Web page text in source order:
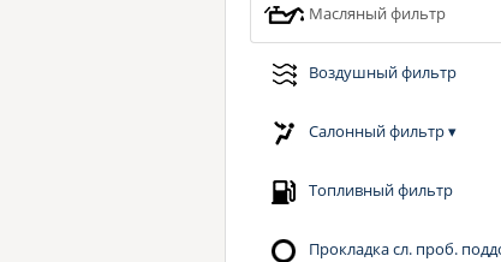
Масляный фильтр
Воздушный фильтр
Салонный фильтр▾
Топливный фильтр
Прокладка сл. проб.